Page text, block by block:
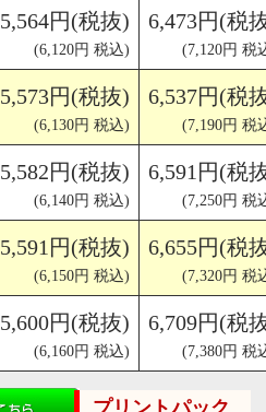
5,564円(税抜)
(6,120円 税込)
6,473円(税
(7,120円 税
5,573円(税抜)
(6,130円 税込)
6,537円(税
(7,190円 税
5,582円(税抜)
(6,140円 税込)
6,591円(税
(7,250円 税
5,591円(税抜)
(6,150円 税込)
6,655円(税
(7,320円 税
5,600円(税抜)
(6,160円 税込)
6,709円(税
(7,380円 税